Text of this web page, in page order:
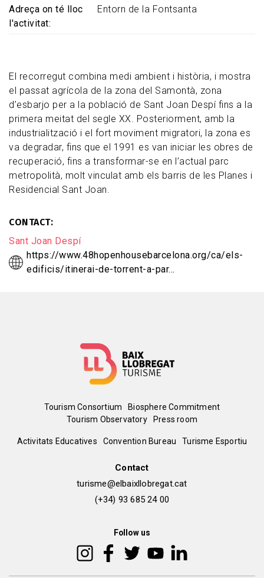
El recorregut combina medi ambient i història, i mostra
el passat agrícola de la zona del Samontà, zona
d’esbarjo per a la població de Sant Joan Despí fins a la
primera meitat del segle XX. Posteriorment, amb la
industrialització i el fort moviment migratori, la zona es
va degradar, fins que el 1991 es van iniciar les obres de
recuperació, fins a transformar-se en l’actual parc
metropolità, molt vinculat amb els barris de les Planes i
Residencial Sant Joan.
CONTACT
Sant Joan Despí
https://www.48hopenhousebarcelona.org/ca/els-
edificis/itinerai-de-torrent-a-par…
Adreça on té lloc
l'activitat
Entorn de la Fontsanta
Menú
del
Tourism Consortium
Biosphere Commitment
Tourism Observatory
Press room
Peu
Activitats Educatives Convention Bureau Turisme Esportiu
Contact
turisme@elbaixllobregat.cat
(+34) 93 685 24 00
Follow us